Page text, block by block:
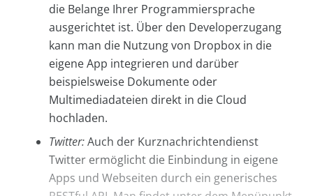
die Belange Ihrer Programmiersprache
ausgerichtet ist. Über den Developerzugang
kann man die Nutzung von Dropbox in die
eigene App integrieren und darüber
beispielsweise Dokumente oder
Multimediadateien direkt in die Cloud
hochladen.
Twitter:Auch der Kurznachrichtendienst
Twitter ermöglicht die Einbindung in eigene
Apps und Webseiten durch ein generisches